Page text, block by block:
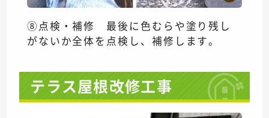
⑧点検・補修 最後に色むらや塗り残し
がないか全体を点検し、補修します。
テラス屋根改修工事